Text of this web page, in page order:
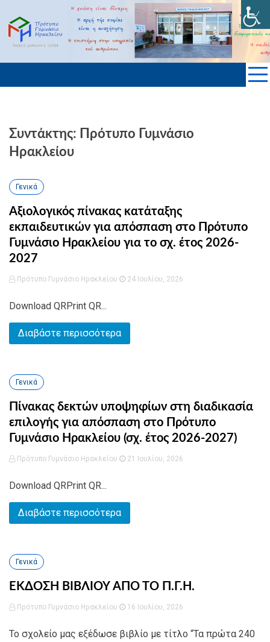
content ΠΡΟΤΥΠΟ ΓΥΜΝΑΣΙΟ ΗΡΑΚΛΕΙΟΥ
KΡΗΤΗΣ
Συντάκτης: Πρότυπο Γυμνάσιο
Ηρακλείου
Γενικά
Αξιολογικός πίνακας κατάταξης
εκπαιδευτικών για απόσπαση στο Πρότυπο
Γυμνάσιο Ηρακλείου για το σχ. έτος 2026-
2027
Πρότυπο Γυμνάσιο Ηρακλείου 24 Ιουλίου, 2026
Download QRPrint QR...
Διαβάστε περισσότερα
Γενικά
Πίνακας δεκτών υποψηφίων στη διαδικασία
επιλογής για απόσπαση στο Πρότυπο
Γυμνάσιο Ηρακλείου (σχ. έτος 2026-2027)
Πρότυπο Γυμνάσιο Ηρακλείου 21 Ιουλίου, 2026
Download QRPrint QR...
Διαβάστε περισσότερα
Γενικά
ΕΚΔΟΣΗ ΒΙΒΛΙΟΥ ΑΠΟ ΤΟ Π.Γ.Η.
Πρότυπο Γυμνάσιο Ηρακλείου 16 Ιουλίου, 2026
Το σχολείο μας εξέδωσε βιβλίο με τίτλο “Τα πρώτα 240